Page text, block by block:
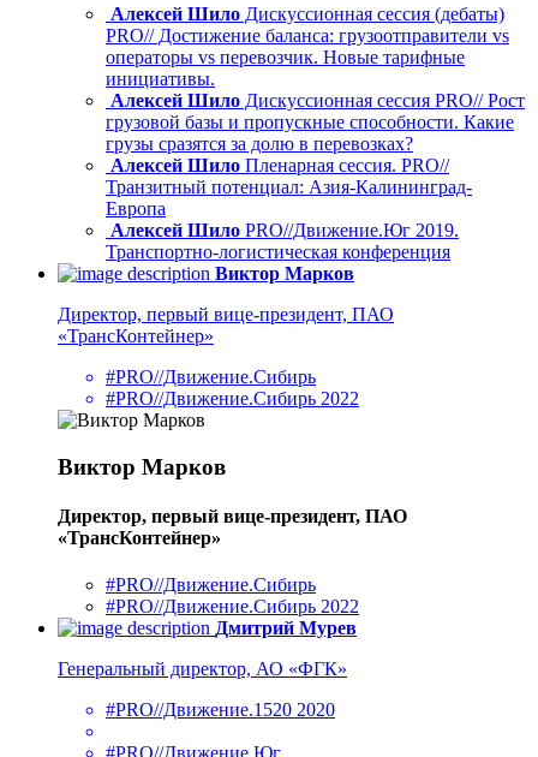
Алексей Шило Дискуссионная сессия (дебаты)
PRO// Достижение баланса: грузоотправители vs
операторы vs перевозчик. Новые тарифные
инициативы.
Алексей Шило Дискуссионная сессия PRO// Рост
грузовой базы и пропускные способности. Какие
грузы сразятся за долю в перевозках?
Алексей Шило Пленарная сессия. PRO//
Транзитный потенциал: Азия-Калининград-
Европа
Алексей Шило PRO//Движение.Юг 2019.
Транспортно-логистическая конференция
Виктор Марков
Директор, первый вице-президент, ПАО
«ТрансКонтейнер»
#PRO//Движение.Сибирь
#PRO//Движение.Сибирь 2022
Виктор Марков
Директор, первый вице-президент, ПАО
«ТрансКонтейнер»
#PRO//Движение.Сибирь
#PRO//Движение.Сибирь 2022
Дмитрий Мурев
Генеральный директор, АО «ФГК»
#PRO//Движение.1520 2020